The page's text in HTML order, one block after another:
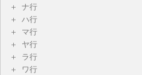
ナ行
ハ行
マ行
ヤ行
ラ行
ワ行